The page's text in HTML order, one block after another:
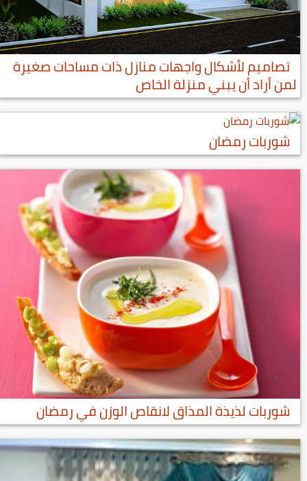
تصاميم لأشكال واجهات منازل ذات مساحات صغيرة
لمن أراد أن يبني منزلة الخاص
شوربات رمضان
شوربات لذيذة المذاق لانقاص الوزن في رمضان